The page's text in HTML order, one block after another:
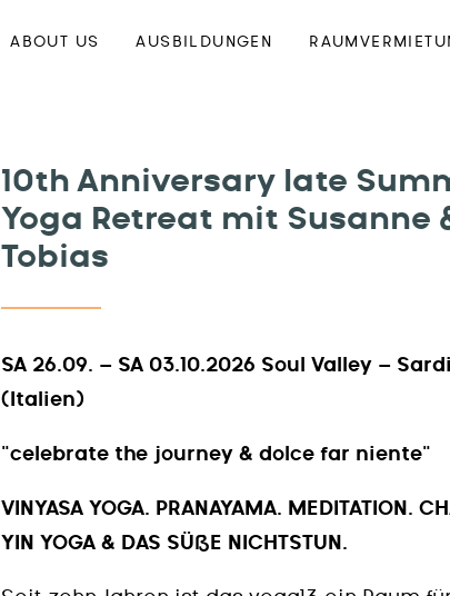
ABOUT US AUSBILDUNGEN
10th Anniversary late
Yoga Retreat mit Susanne
Tobias
SA 26.09. – SA 03.10.2026 Soul Valley –
(Italien)
“celebrate the journey & dolce far niente“
VINYASA YOGA. PRANAYAMA. MEDITATION.
YIN YOGA & DAS SÜßE NICHTSTUN.